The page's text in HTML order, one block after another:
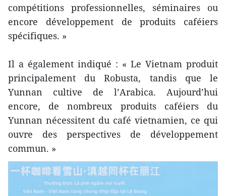
compétitions professionnelles, séminaires ou
encore développement de produits caféiers
spécifiques. »
Il a également indiqué : « Le Vietnam produit
principalement du Robusta, tandis que le
Yunnan cultive de l’Arabica. Aujourd’hui
encore, de nombreux produits caféiers du
Yunnan nécessitent du café vietnamien, ce qui
ouvre des perspectives de développement
commun. »